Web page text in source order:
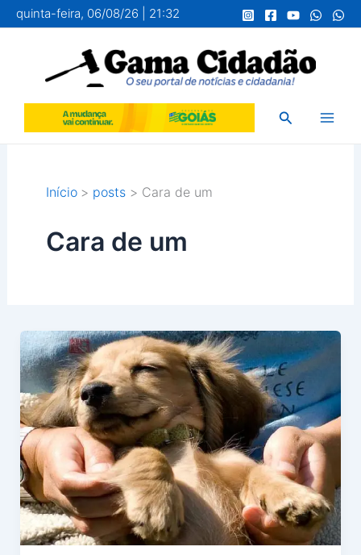
para
conteúdo
quinta-feira, 06/08/26 | 21:32
Pesquisar
Início posts Cara de um
Cara de um